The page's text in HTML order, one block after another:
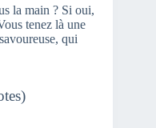
la main ? Si oui,
tenez là une
qui